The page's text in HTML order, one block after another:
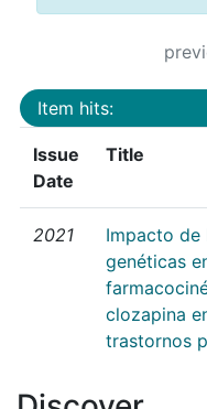
Item hits:
Issue
Date
Title
2021
Impacto de
genéticas
clozapina
trastornos